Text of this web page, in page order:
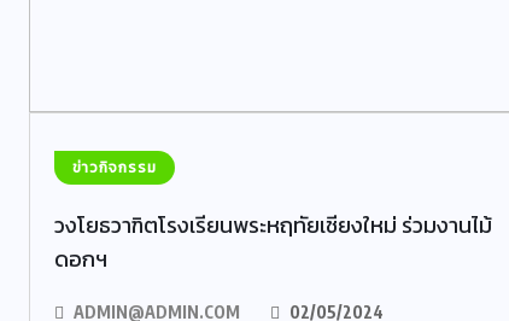
ข่าวกิจกรรม
วงโยธวาฑิตโรงเรียนพระหฤทัยเชียงใหม่ ร่วมงานไม้
ดอกฯ
ADMIN@ADMIN.COM 02/05/2024